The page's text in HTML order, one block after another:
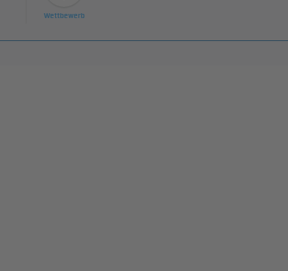
Wettbewerb